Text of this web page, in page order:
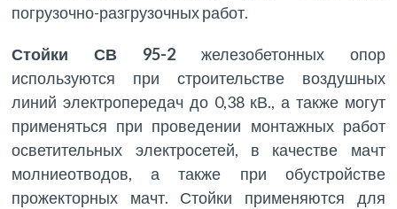
погрузочно-разгрузочных работ.
Стойки СВ 95-2 железобетонных опор
используются при строительстве воздушных
линий электропередач до 0,38 кВ., а также могут
применяться при проведении монтажных работ
осветительных электросетей, в качестве мачт
молниеотводов, а также при обустройстве
прожекторных мачт. Стойки применяются для